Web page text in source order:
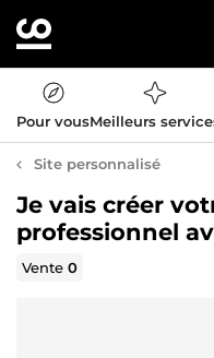
Pour vousMeilleurs
Site personnalisé
Je vais créer
professionnel
Vente0